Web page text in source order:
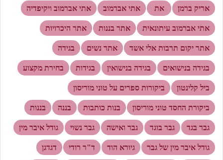
אריק ברמן את אתי אברמוב אתי אברמוב ויקיפדיה
אתי אברמוב עיתונאית אתר בננות אתר היכרויות
אתר יקום תרבות אלי אשד אתר נשים בגידה
בגידה בנישואים בגידה בנישואין בגידות בחירת מקצוע
ביל קלינטון ביקורות ספרים על טוני מוריסון
ביקורת החסד טוני מוריסון בנות כותבות בננה בננות
גבר בגד גבר בוגד גבר ואישה גבר נשוי גודל איבר מין
גודל איבר מין של גבר גיורא הוד ד"ר רודי דגדגן